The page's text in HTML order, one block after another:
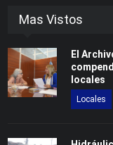
Mas Vistos
El
locales
Locales